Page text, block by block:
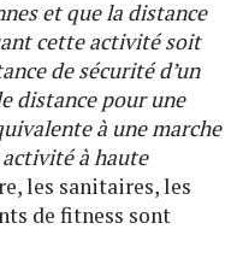
et que la distance
cette activité soit
de sécurité d’un
distance pour une
à une marche
à haute
les sanitaires, les
de fitness sont